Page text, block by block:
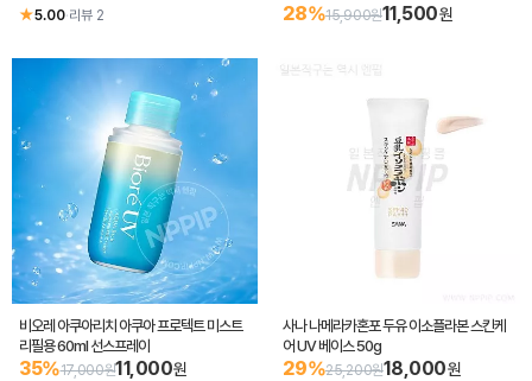
★5.00·리뷰 2 28%15,900원11,500원
비오레 아쿠아리치 아쿠아 프로텍트 미스트
리필용 60ml 선스프레이
35%17,000원11,000원
사나 나메라카혼포 두유 이소플라본 스킨케
어 UV 베이스 50g
29%25,200원18,000원